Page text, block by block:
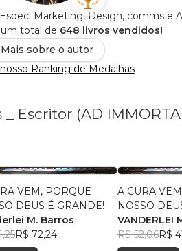
Marketing, Design, comms e
total de 648 livros vendidos!
Mais sobre o autor
Ranking de Medalhas
Escritor (AD
VEM, PORQUE
DEUS É GRANDE!
M. Barros
R$ 72,24
A CURA
NOSSO
VANDERLEI
R$ 52,06R$